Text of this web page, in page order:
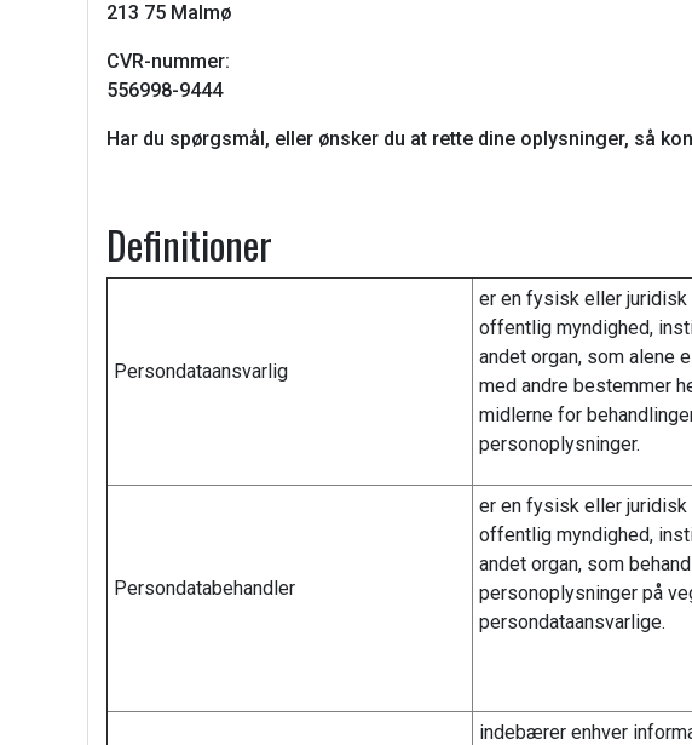
213 75 Malmø
CVR-nummer:
556998-9444
Har du spørgsmål, eller ønsker du at rette dine oplysninger, så
Definitioner
Persondataansvarlig
er en fysisk eller juridisk
offentlig myndighed,
andet organ, som alene
med andre bestemmer
midlerne for
personoplysninger.
Persondatabehandler
er en fysisk eller juridisk
offentlig myndighed,
andet organ, som
personoplysninger på
persondataansvarlige.
indebærer enhver